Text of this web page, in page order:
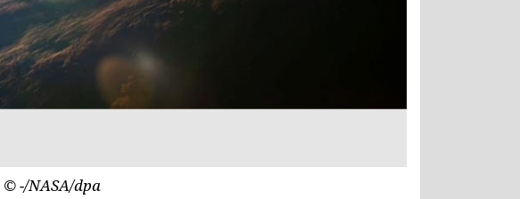
© -/NASA/dpa